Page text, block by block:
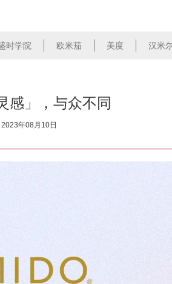
时学院 欧米茄 美度 汉米
感」，与众不同
2023年08月10日